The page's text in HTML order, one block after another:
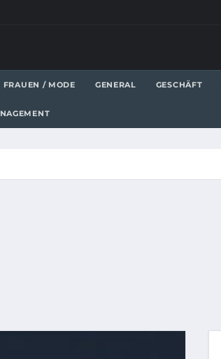
FRAUEN / MODE GENERAL GESCHÄFT